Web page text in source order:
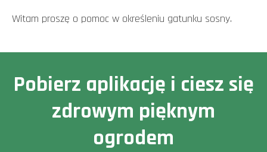
Witam proszę o pomoc w określeniu gatunku sosny.
Pobierz aplikację i ciesz się
zdrowym pięknym
ogrodem